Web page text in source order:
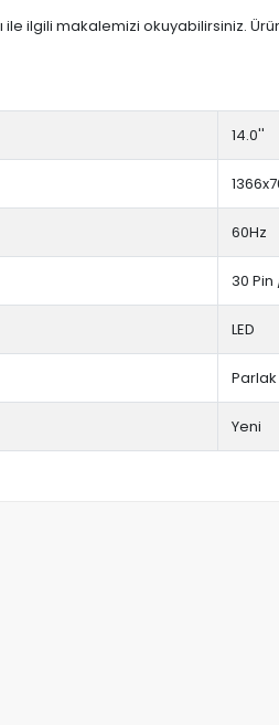
ile ilgili makalemizi
14.0''
60Hz
30 Pin
LED
Parlak
Yeni